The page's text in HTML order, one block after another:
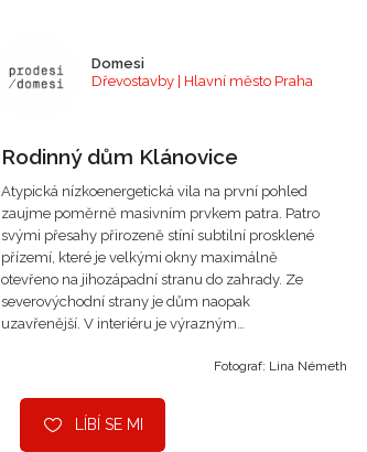
Domesi
Dřevostavby | Hlavní město Praha
Rodinný dům Klánovice
Atypická nízkoenergetická vila na první pohled
zaujme poměrně masivním prvkem patra. Patro
svými přesahy přirozeně stíní subtilní prosklené
přízemí, které je velkými okny maximálně
otevřeno na jihozápadní stranu do zahrady. Ze
severovýchodní strany je dům naopak
uzavřenější. V interiéru je výrazným…
Fotograf: Lina Németh
LÍBÍ SE MI